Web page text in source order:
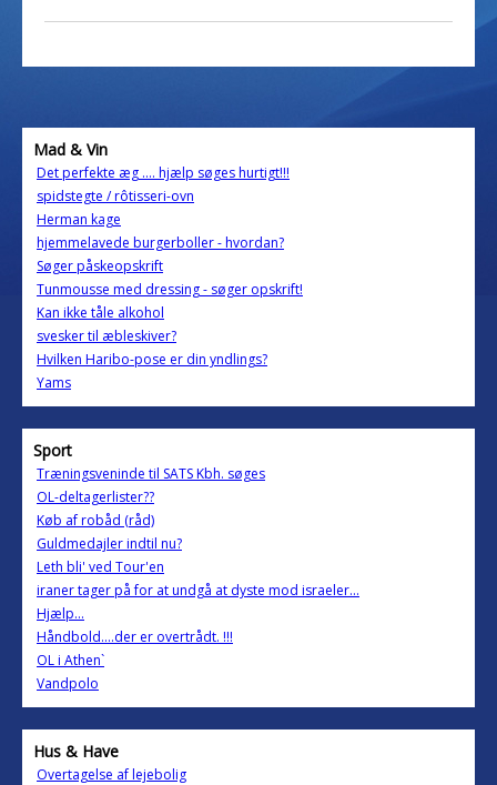
Mad & Vin
Det perfekte æg .... hjælp søges hurtigt!!!
spidstegte / rôtisseri-ovn
Herman kage
hjemmelavede burgerboller - hvordan?
Søger påskeopskrift
Tunmousse med dressing - søger opskrift!
Kan ikke tåle alkohol
svesker til æbleskiver?
Hvilken Haribo-pose er din yndlings?
Yams
Sport
Træningsveninde til SATS Kbh. søges
OL-deltagerlister??
Køb af robåd (råd)
Guldmedajler indtil nu?
Leth bli' ved Tour'en
iraner tager på for at undgå at dyste mod israeler...
Hjælp...
Håndbold....der er overtrådt. !!!
OL i Athen`
Vandpolo
Hus & Have
Overtagelse af lejebolig